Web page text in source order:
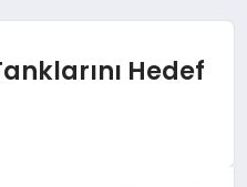
Hedef